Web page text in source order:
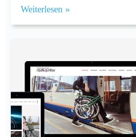
Weiterlesen »